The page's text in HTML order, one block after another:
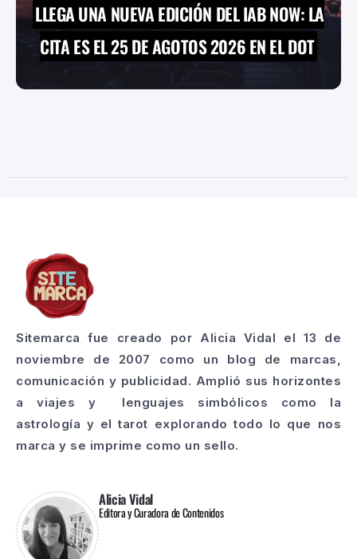
LLEGA UNA NUEVA EDICIÓN DEL IAB NOW: LA
CITA ES EL 25 DE AGOTOS 2026 EN EL DOT
Sitemarca fue creado por Alicia Vidal el 13 de
noviembre de 2007 como un blog de marcas,
comunicación y publicidad. Amplió sus horizontes
a viajes y lenguajes simbólicos como la
astrología y el tarot explorando todo lo que nos
marca y se imprime como un sello.
Alicia Vidal
Editora y Curadora de Contenidos